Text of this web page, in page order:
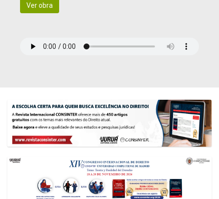
Ver obra